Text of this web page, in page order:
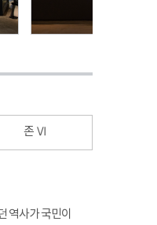
존 Ⅵ
역사가 국민이